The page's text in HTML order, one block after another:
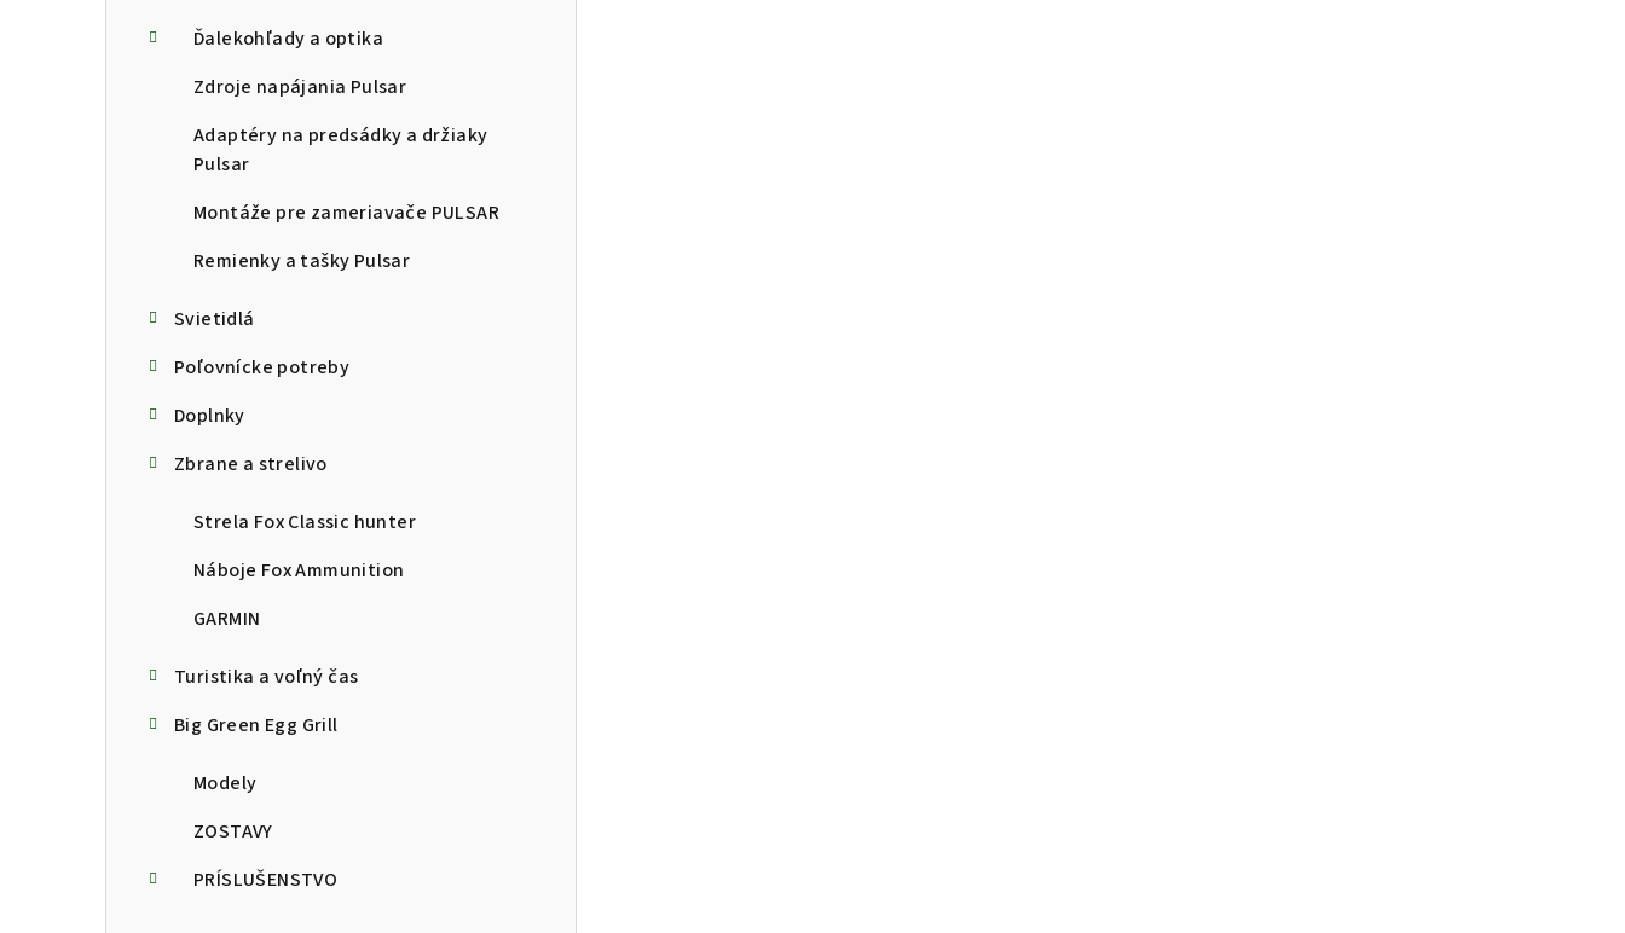
Ďalekohľady a optika
Zdroje napájania Pulsar
Adaptéry na predsádky a držiaky
Pulsar
Montáže pre zameriavače PULSAR
Remienky a tašky Pulsar
Svietidlá
Poľovnícke potreby
Doplnky
Zbrane a strelivo
Strela Fox Classic hunter
Náboje Fox Ammunition
GARMIN
Turistika a voľný čas
Big Green Egg Grill
Modely
ZOSTAVY
PRÍSLUŠENSTVO